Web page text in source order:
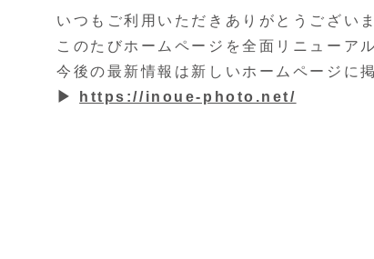
いつもご利用いただきありがとうございま
このたびホームページを全面リニューア
今後の最新情報は新しいホームページに
▶
https://inoue-photo.net/